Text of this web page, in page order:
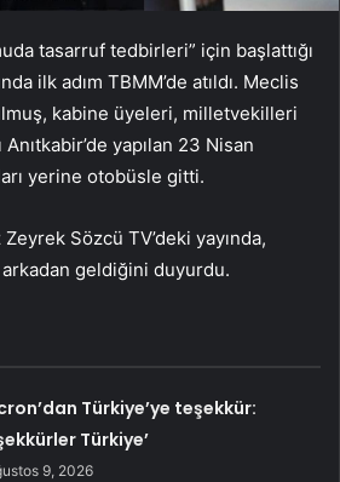
tasarruf tedbirleri” için başlattığı
ilk adım TBMM’de atıldı. Meclis
kabine üyeleri, milletvekilleri
yapılan 23 Nisan
yerine otobüsle gitti.
Sözcü TV’deki yayında,
arkadan geldiğini duyurdu.
Türkiye’ye teşekkür:
Türkiye’
9, 2026